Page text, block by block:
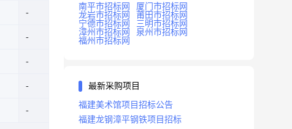
南平市招标网
厦门市招标网
龙岩市招标网
莆田市招标网
宁德市招标网
三明市招标网
漳州市招标网
泉州市招标网
福州市招标网
最新采购项目
福建美术馆项目招标公告
福建龙钢漳平钢铁项目招标